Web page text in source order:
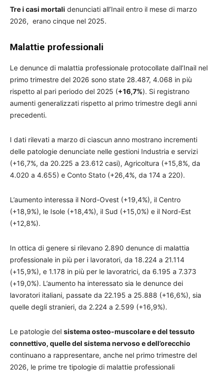
Tre i casi mortali denunciati all’Inail entro il mese di marzo
2026, erano cinque nel 2025.
Malattie professionali
Le denunce di malattia professionale protocollate dall’Inail nel
primo trimestre del 2026 sono state 28.487, 4.068 in più
rispetto al pari periodo del 2025 (+16,7%). Si registrano
aumenti generalizzati rispetto al primo trimestre degli anni
precedenti.
I dati rilevati a marzo di ciascun anno mostrano incrementi
delle patologie denunciate nelle gestioni Industria e servizi
(+16,7%, da 20.225 a 23.612 casi), Agricoltura (+15,8%, da
4.020 a 4.655) e Conto Stato (+26,4%, da 174 a 220).
L’aumento interessa il Nord-Ovest (+19,4%), il Centro
(+18,9%), le Isole (+18,4%), il Sud (+15,0%) e il Nord-Est
(+12,8%).
In ottica di genere si rilevano 2.890 denunce di malattia
professionale in più per i lavoratori, da 18.224 a 21.114
(+15,9%), e 1.178 in più per le lavoratrici, da 6.195 a 7.373
(+19,0%). L’aumento ha interessato sia le denunce dei
lavoratori italiani, passate da 22.195 a 25.888 (+16,6%), sia
quelle degli stranieri, da 2.224 a 2.599 (+16,9%).
Le patologie del sistema osteo-muscolare e del tessuto
connettivo, quelle del sistema nervoso e dell’orecchio
continuano a rappresentare, anche nel primo trimestre del
2026, le prime tre tipologie di malattie professionali